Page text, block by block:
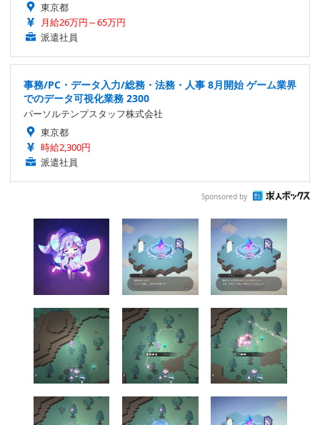
東京都
月給26万円～65万円
派遣社員
事務/PC・データ入力/総務・法務・人事 8月開始 ゲーム業界
でのデータ可視化業務 2300
パーソルテンプスタッフ株式会社
東京都
時給2,300円
派遣社員
Sponsored by